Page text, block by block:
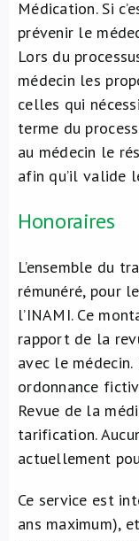
Médication. Si
prévenir le
Lors du
médecin les
celles qui
terme du
au médecin le
afin qu’il valide
Honoraires
L’ensemble du
rémunéré, pour
l’INAMI. Ce
rapport de la
avec le
ordonnance
Revue de la
tarification.
actuellement
Ce service est
ans maximum),